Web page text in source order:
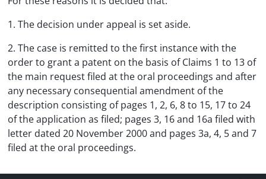
1. The decision under appeal is set aside.
2. The case is remitted to the first instance with the
order to grant a patent on the basis of Claims 1 to 13 of
the main request filed at the oral proceedings and after
any necessary consequential amendment of the
description consisting of pages 1, 2, 6, 8 to 15, 17 to 24
of the application as filed; pages 3, 16 and 16a filed with
letter dated 20 November 2000 and pages 3a, 4, 5 and 7
filed at the oral proceedings.